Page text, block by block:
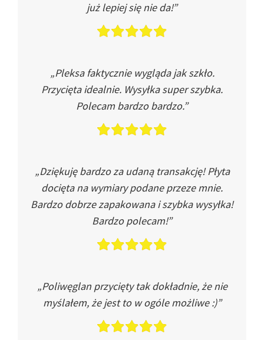
już lepiej się nie da!”
„Pleksa faktycznie wygląda jak szkło.
Przycięta idealnie. Wysyłka super szybka.
Polecam bardzo bardzo.”
„Dziękuję bardzo za udaną transakcję! Płyta
docięta na wymiary podane przeze mnie.
Bardzo dobrze zapakowana i szybka wysyłka!
Bardzo polecam!”
„Poliwęglan przycięty tak dokładnie, że nie
myślałem, że jest to w ogóle możliwe :)”